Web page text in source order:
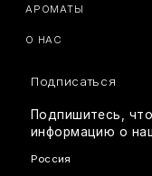
АРОМАТЫ
О НАС
Подписаться
Подпишитесь,
информацию о